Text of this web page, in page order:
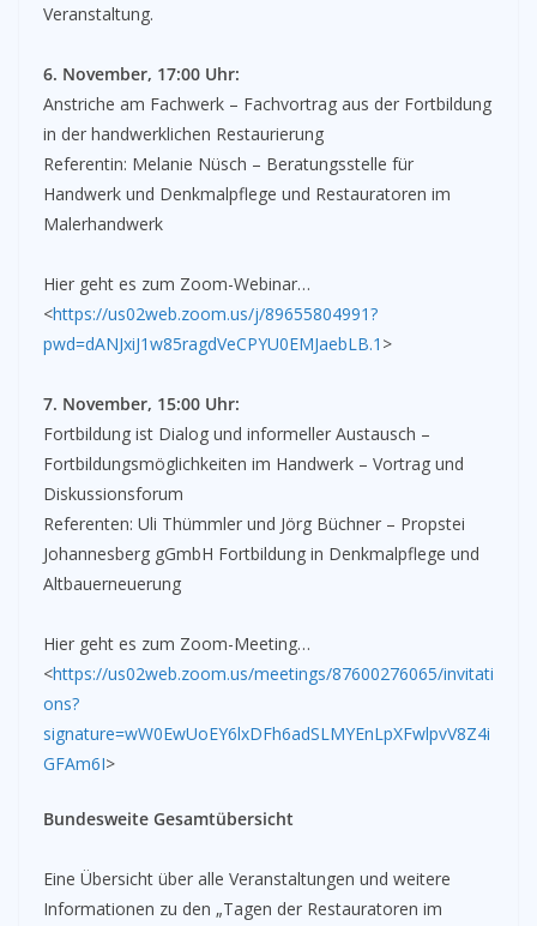
Veranstaltung.
6. November, 17:00 Uhr:
Anstriche am Fachwerk – Fachvortrag aus der Fortbildung
in der handwerklichen Restaurierung
Referentin: Melanie Nüsch – Beratungsstelle für
Handwerk und Denkmalpflege und Restauratoren im
Malerhandwerk
Hier geht es zum Zoom-Webinar…
<https://us02web.zoom.us/j/89655804991?
pwd=dANJxiJ1w85ragdVeCPYU0EMJaebLB.1 >
7. November, 15:00 Uhr:
Fortbildung ist Dialog und informeller Austausch –
Fortbildungsmöglichkeiten im Handwerk – Vortrag und
Diskussionsforum
Referenten: Uli Thümmler und Jörg Büchner – Propstei
Johannesberg gGmbH Fortbildung in Denkmalpflege und
Altbauerneuerung
Hier geht es zum Zoom-Meeting…
<https://us02web.zoom.us/meetings/87600276065/invitati
ons?
signature=wW0EwUoEY6lxDFh6adSLMYEnLpXFwlpvV8Z4i
GFAm6I>
Bundesweite Gesamtübersicht
Eine Übersicht über alle Veranstaltungen und weitere
Informationen zu den „Tagen der Restauratoren im